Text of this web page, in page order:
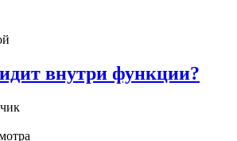
внутри функции?